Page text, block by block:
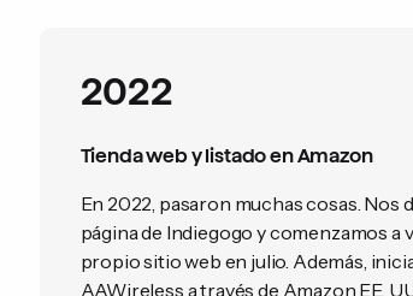
2022
Tienda web y listado en Amazon
En 2022, pasaron muchas cosas. Nos
página de Indiegogo y comenzamos a
propio sitio web en julio. Además,
AAWireless a través de Amazon EE.